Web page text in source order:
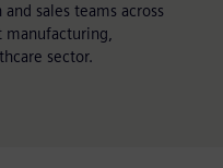
sales teams across
manufacturing,
sector.